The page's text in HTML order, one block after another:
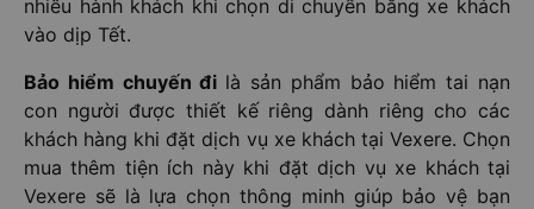
nhiều hành khách khi chọn di chuyển bằng xe khách
vào dịp Tết.
Bảo hiểm chuyến đi là sản phẩm bảo hiểm tai nạn
con người được thiết kế riêng dành riêng cho các
khách hàng khi đặt dịch vụ xe khách tại Vexere. Chọn
mua thêm tiện ích này khi đặt dịch vụ xe khách tại
Vexere sẽ là lựa chọn thông minh giúp bảo vệ bạn